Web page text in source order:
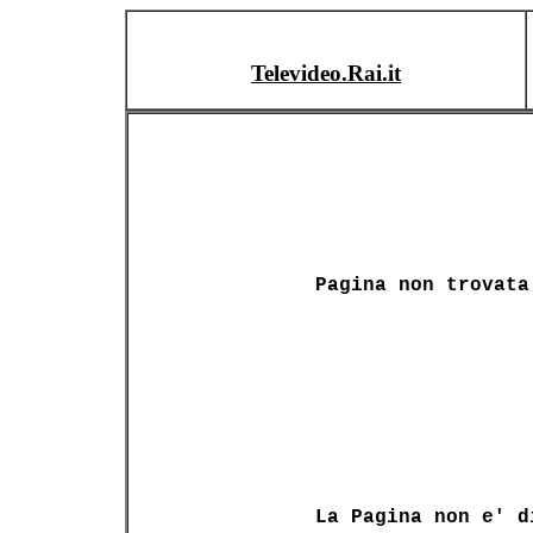
Televideo.Rai.it
Pagina non trovata
La Pagina non e'